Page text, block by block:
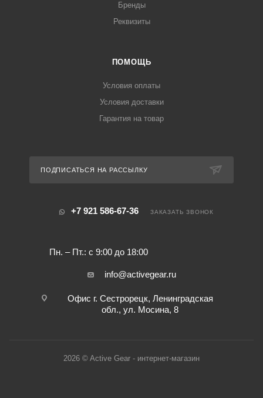
Бренды
Реквизиты
ПОМОЩЬ
Условия оплаты
Условия доставки
Гарантия на товар
ПОДПИСАТЬСЯ НА РАССЫЛКУ
+7 921 586-67-36
Пн. – Пт.: с 9:00 до 18:00
ЗАКАЗАТЬ ЗВОНОК
info@activegear.ru
Офис г. Сестрорецк, Ленинградская
обл., ул. Мосина, 8
2026 © Active Gear - интернет-магазин